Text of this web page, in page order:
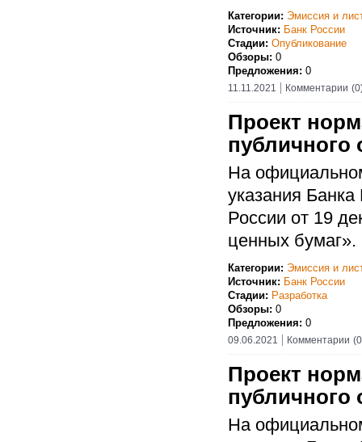
Категории: Эмиссия и
Источник: Банк России
Стадии: Опубликование
Обзоры: 0
Предложения: 0
11.11.2021 Комментарии
Проект
публичного
На
указания
России от 19
ценных бумаг».
Категории: Эмиссия и
Источник: Банк России
Стадии: Разработка
Обзоры: 0
Предложения: 0
09.06.2021 Комментарии
Проект
публичного
На